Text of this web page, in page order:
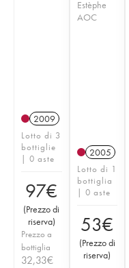
2009
Lotto di 3
bottiglie
| 0 aste
97€
(Prezzo di
riserva)
Prezzo a
bottiglia
32,33€
Estèphe
AOC
2005
Lotto di 1
bottiglia
| 0 aste
53€
(Prezzo di
riserva)